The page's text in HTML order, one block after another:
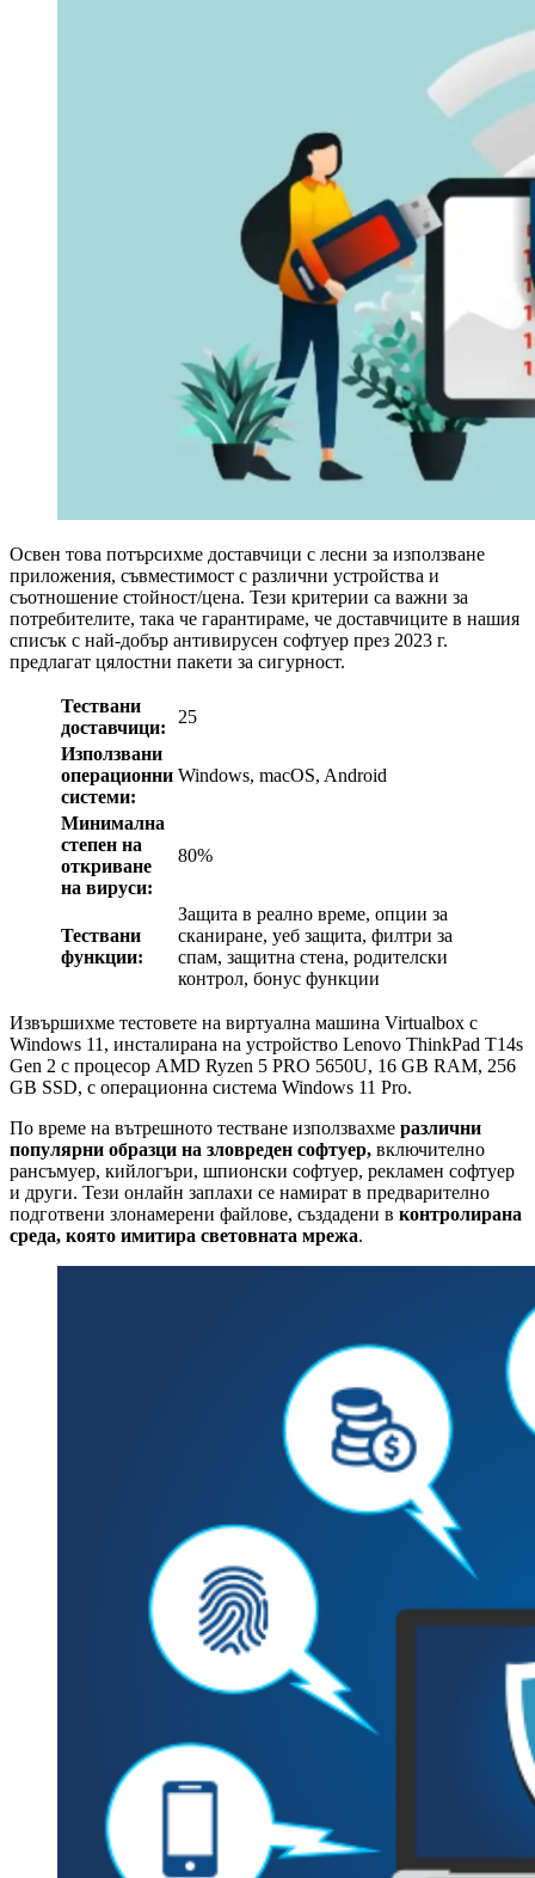
Освен това потърсихме доставчици с лесни за използване
приложения, съвместимост с различни устройства и
съотношение стойност/цена. Тези критерии са важни за
потребителите, така че гарантираме, че доставчиците в нашия
списък с най-добър антивирусен софтуер през 2023 г.
предлагат цялостни пакети за сигурност.
Тествани
доставчици:
25
Използвани
операционни
системи:
Windows, macOS, Android
Минимална
степен на
откриване
на вируси:
80%
Тествани
функции:
Защита в реално време, опции за
сканиране, уеб защита, филтри за
спам, защитна стена, родителски
контрол, бонус функции
Извършихме тестовете на виртуална машина Virtualbox с
Windows 11, инсталирана на устройство Lenovo ThinkPad T14s
Gen 2 с процесор AMD Ryzen 5 PRO 5650U, 16 GB RAM, 256
GB SSD, с операционна система Windows 11 Pro.
По време на вътрешното тестване използвахме различни
популярни образци на зловреден софтуер, включително
рансъмуер, кийлогъри, шпионски софтуер, рекламен софтуер
и други. Тези онлайн заплахи се намират в предварително
подготвени злонамерени файлове, създадени в контролирана
среда, която имитира световната мрежа.